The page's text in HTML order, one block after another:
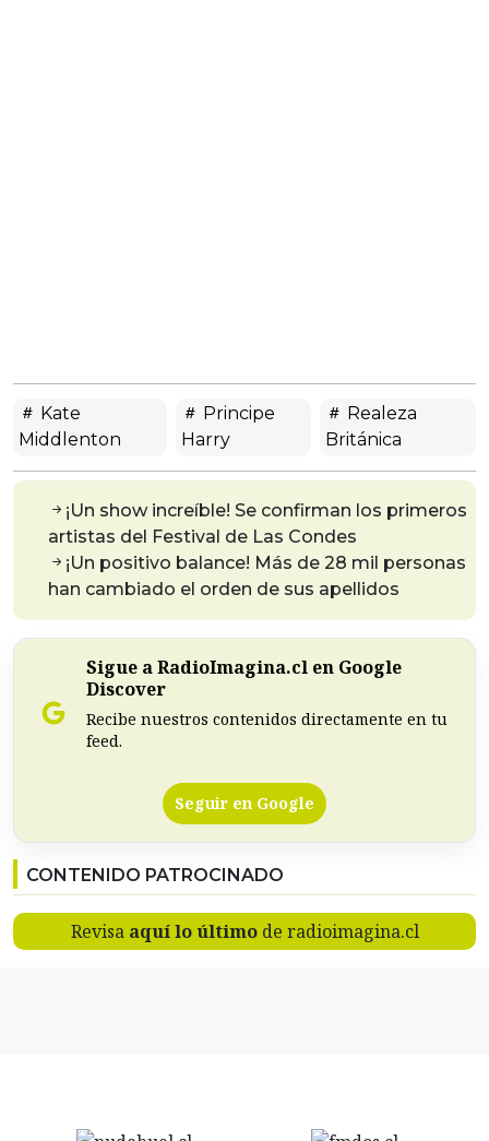
Kate
Middlenton
Principe
Harry
Realeza
Británica
¡Un show increíble! Se confirman los primeros
artistas del Festival de Las Condes
¡Un positivo balance! Más de 28 mil personas
han cambiado el orden de sus apellidos
Sigue a RadioImagina.cl en Google
Discover
Recibe nuestros contenidos directamente en tu
feed.
Seguir en Google
CONTENIDO PATROCINADO
Revisa aquí lo últimode radioimagina.cl